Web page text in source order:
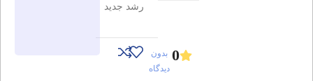
رشد جدید
0 بدون
دیدگاه